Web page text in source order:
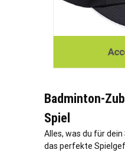
Badminton-
Spiel
Alles, was du für
das perfekte